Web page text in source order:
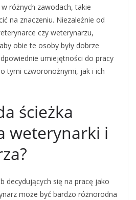
różnych zawodach, takie
na znaczeniu. Niezależnie od
czy weterynarzu,
obie te osoby były dobrze
umiejętności do pracy
tymi czworonożnymi, jak i ich
ścieżka
weterynarki i
decydujących się na pracę jako
może być bardzo różnorodna